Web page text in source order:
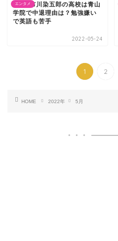
エンタメ
8代目市川染五郎の高校は青山
学院で中退理由は？勉強嫌い
で英語も苦手
2022-05-24
1 2
HOME 2022年 5月